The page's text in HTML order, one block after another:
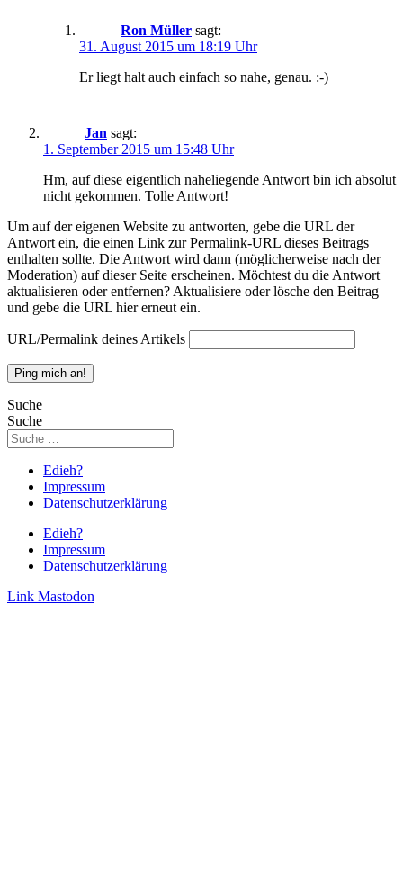
Ron Müller sagt:
31. August 2015 um 18:19 Uhr
Er liegt halt auch einfach so nahe, genau. :-)
Jan sagt:
1. September 2015 um 15:48 Uhr
Hm, auf diese eigentlich naheliegende Antwort bin ich absolut
nicht gekommen. Tolle Antwort!
Um auf der eigenen Website zu antworten, gebe die URL der
Antwort ein, die einen Link zur Permalink-URL dieses Beitrags
enthalten sollte. Die Antwort wird dann (möglicherweise nach der
Moderation) auf dieser Seite erscheinen. Möchtest du die Antwort
aktualisieren oder entfernen? Aktualisiere oder lösche den Beitrag
und gebe die URL hier erneut ein.
URL/Permalink deines Artikels
Suche
Suche
Edieh?
Impressum
Datenschutzerklärung
Edieh?
Impressum
Datenschutzerklärung
Link Mastodon